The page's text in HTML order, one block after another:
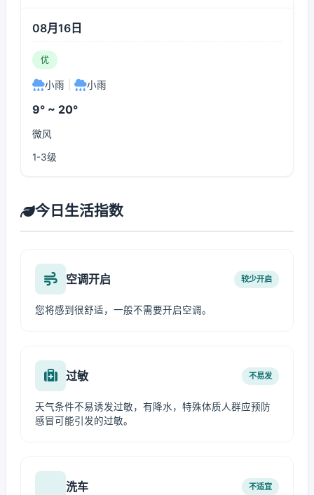
08月16日
优
小雨 小雨
9° ~ 20°
微风
1-3级
今日生活指数
空调开启 较少开启
您将感到很舒适，一般不需要开启空调。
过敏 不易发
天气条件不易诱发过敏，有降水，特殊体质人群应预防
感冒可能引发的过敏。
洗车 不适宜